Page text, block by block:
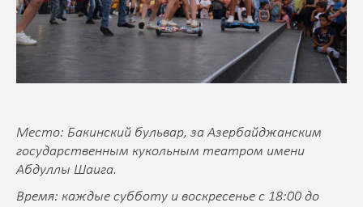
Место: Бакинский бульвар, за Азербайджанским
государственным кукольным театром имени
Абдуллы Шаига.
Время: каждые субботу и воскресенье с 18:00 до